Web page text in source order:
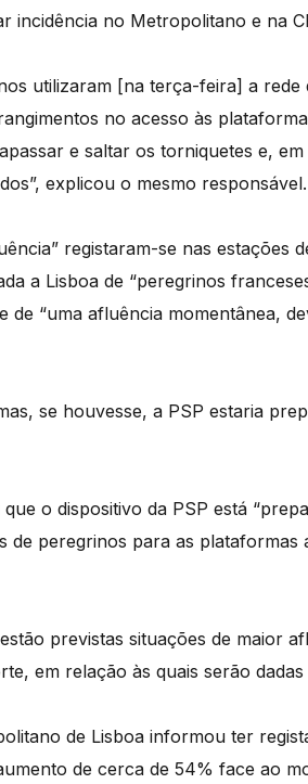
incidência no Metropolitano e na
utilizaram [na terça-feira] a rede
no acesso às
e saltar os torniquetes e,
explicou o mesmo responsável.
registaram-se nas estações
a Lisboa de “peregrinos
de “uma afluência momentânea,
se houvesse, a PSP estaria
o dispositivo da PSP está
de peregrinos para as
previstas situações de maior
em relação às quais serão
de Lisboa informou ter
de cerca de 54% face ao